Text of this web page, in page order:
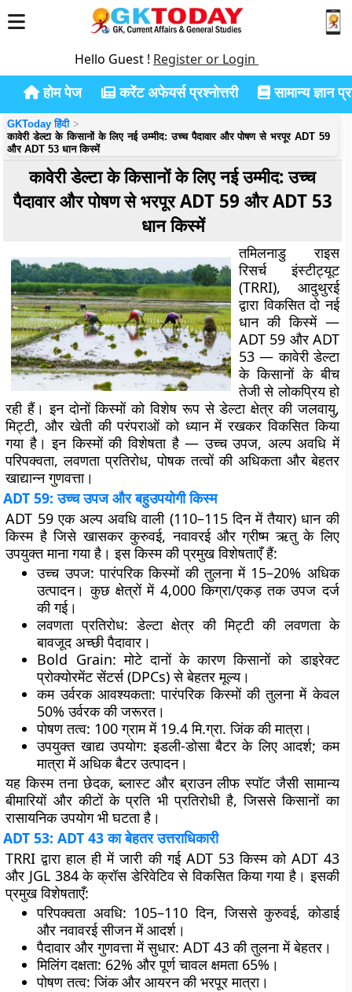
Hello Guest ! Register or Login
होम पेज करेंट अफेयर्स प्रश्नोत्तरी सामान्य ज्ञान
GKToday हिंदी
कावेरी डेल्टा के किसानों के लिए नई उम्मीद: उच्च पैदावार और पोषण से भरपूर ADT 59
और ADT 53 धान किस्में
कावेरी डेल्टा के किसानों के लिए नई उम्मीद: उच्च
पैदावार और पोषण से भरपूर ADT 59 और ADT 53
धान किस्में
तमिलनाडु राइस
रिसर्च इंस्टीट्यूट
(TRRI), आदुथुरई
द्वारा विकसित दो नई
धान की किस्में —
ADT 59 और ADT
53 — कावेरी डेल्टा
के किसानों के बीच
तेजी से लोकप्रिय हो
रही हैं। इन दोनों किस्मों को विशेष रूप से डेल्टा क्षेत्र की जलवायु,
मिट्टी, और खेती की परंपराओं को ध्यान में रखकर विकसित किया
गया है। इन किस्मों की विशेषता है — उच्च उपज, अल्प अवधि में
परिपक्वता, लवणता प्रतिरोध, पोषक तत्वों की अधिकता और बेहतर
खाद्यान्न गुणवत्ता।
ADT 59: उच्च उपज और बहुउपयोगी किस्म
ADT 59 एक अल्प अवधि वाली (110–115 दिन में तैयार) धान की
किस्म है जिसे खासकर कुरुवई, नवावरई और ग्रीष्म ऋतु के लिए
उपयुक्त माना गया है। इस किस्म की प्रमुख विशेषताएँ हैं:
उच्च उपज: पारंपरिक किस्मों की तुलना में 15–20% अधिक
उत्पादन। कुछ क्षेत्रों में 4,000 किग्रा/एकड़ तक उपज दर्ज
की गई।
लवणता प्रतिरोध: डेल्टा क्षेत्र की मिट्टी की लवणता के
बावजूद अच्छी पैदावार।
Bold Grain: मोटे दानों के कारण किसानों को डाइरेक्ट
प्रोक्योरमेंट सेंटर्स (DPCs) से बेहतर मूल्य।
कम उर्वरक आवश्यकता: पारंपरिक किस्मों की तुलना में केवल
50% उर्वरक की जरूरत।
पोषण तत्व: 100 ग्राम में 19.4 मि.ग्रा. जिंक की मात्रा।
उपयुक्त खाद्य उपयोग: इडली-डोसा बैटर के लिए आदर्श; कम
मात्रा में अधिक बैटर उत्पादन।
यह किस्म तना छेदक, ब्लास्ट और ब्राउन लीफ स्पॉट जैसी सामान्य
बीमारियों और कीटों के प्रति भी प्रतिरोधी है, जिससे किसानों का
रासायनिक उपयोग भी घटता है।
ADT 53: ADT 43 का बेहतर उत्तराधिकारी
TRRI द्वारा हाल ही में जारी की गई ADT 53 किस्म को ADT 43
और JGL 384 के क्रॉस डेरिवेटिव से विकसित किया गया है। इसकी
प्रमुख विशेषताएँ:
परिपक्वता अवधि: 105–110 दिन, जिससे कुरुवई, कोडाई
और नवावरई सीजन में आदर्श।
पैदावार और गुणवत्ता में सुधार: ADT 43 की तुलना में बेहतर।
मिलिंग दक्षता: 62% और पूर्ण चावल क्षमता 65%।
पोषण तत्व: जिंक और आयरन की भरपूर मात्रा।